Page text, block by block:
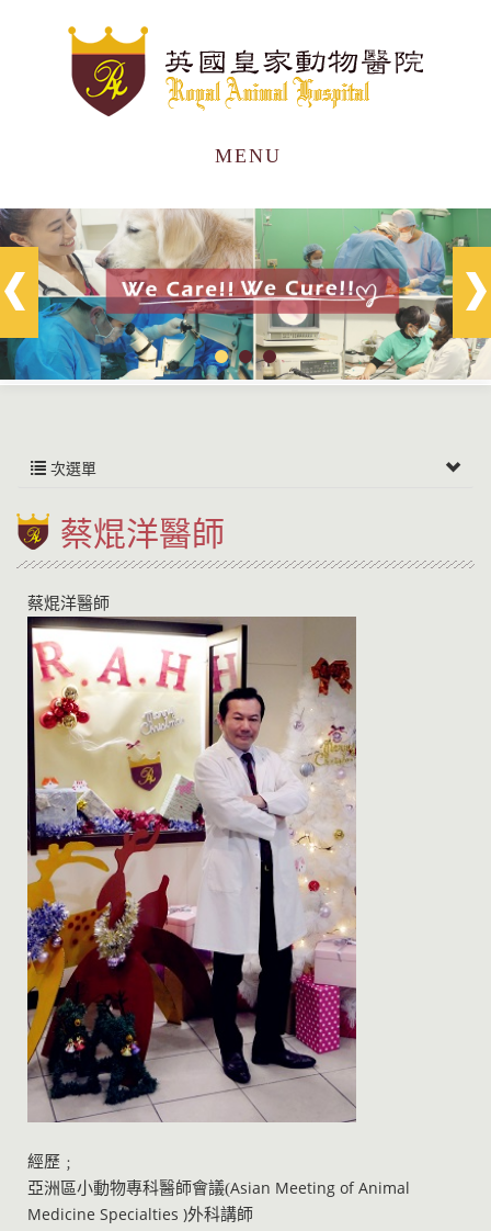
MENU
次選單
蔡焜洋醫師
蔡焜洋醫師
經歷﹔
亞洲區小動物專科醫師會議(Asian Meeting of Animal
Medicine Specialties )外科講師